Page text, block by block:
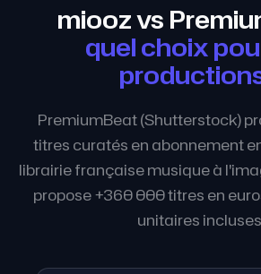
miooz vs
quel choix
PremiumBeat (Shutterstock)
titres curatés en abonnement
librairie française musique à
propose +360 000 titres en
unitaires